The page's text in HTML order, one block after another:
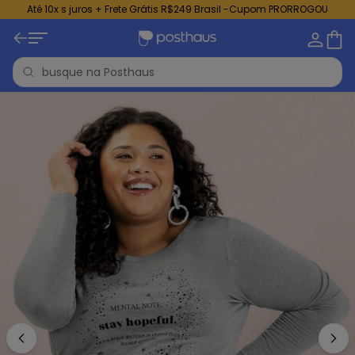
Até 10x s juros + Frete Grátis R$249 Brasil -Cupom PRORROGOU